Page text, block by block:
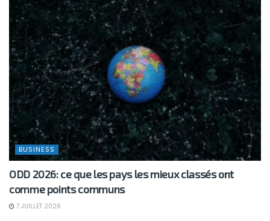
BUSINESS
ODD 2026: ce que les pays les mieux classés ont
comme points communs
7 JUILLET 2026